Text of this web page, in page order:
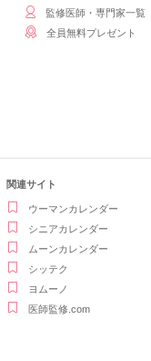
監修医師・専門家一覧
全員無料プレゼント
関連サイト
ウーマンカレンダー
シニアカレンダー
ムーンカレンダー
シッテク
ヨムーノ
医師監修.com